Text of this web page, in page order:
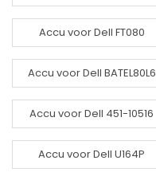
Accu voor Dell FT080
Accu voor Dell BATEL80L6
Accu voor Dell 451-10516
Accu voor Dell U164P